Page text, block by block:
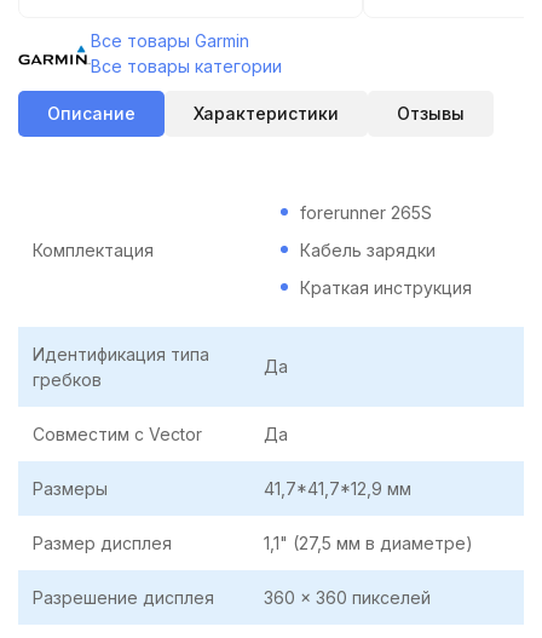
Все товары Garmin
Все товары категории
Описание Характеристики Отзывы
Комплектация
forerunner 265S
Кабель зарядки
Краткая инструкция
Идентификация типа
гребков
Да
Совместим с Vector Да
Размеры 41,7*41,7*12,9 мм
Размер дисплея 1,1" (27,5 мм в диаметре)
Разрешение дисплея 360 x 360 пикселей